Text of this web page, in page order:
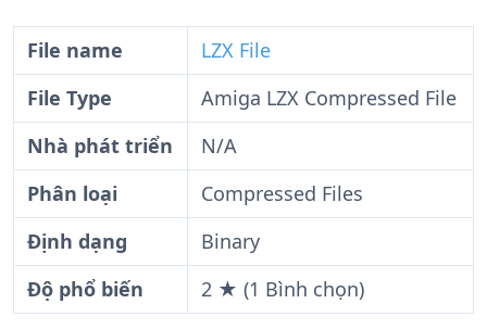
File name
LZX File
File Type
Amiga LZX Compressed File
Nhà phát triển
N/A
Phân loại
Compressed Files
Định dạng
Binary
Độ phổ biến
2 ★ (1 Bình chọn)